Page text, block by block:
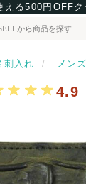
る500円OFFク
刺入れ メンズ
4.9